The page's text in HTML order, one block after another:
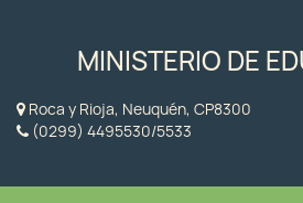
MINISTERIO DE
Roca y Rioja, Neuquén, CP8300
(0299) 4495530/5533